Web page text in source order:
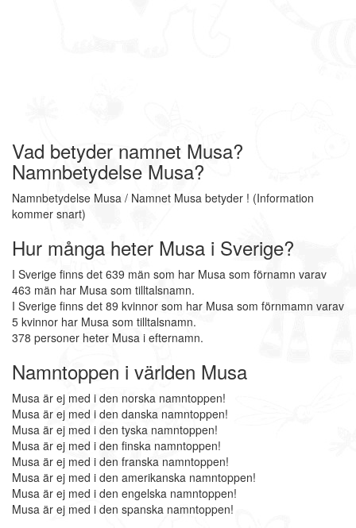
Vad betyder namnet Musa?
Namnbetydelse Musa?
Namnbetydelse Musa / Namnet Musa betyder ! (Information
kommer snart)
Hur många heter Musa i Sverige?
I Sverige finns det 639 män som har Musa som förnamn varav
463 män har Musa som tilltalsnamn.
I Sverige finns det 89 kvinnor som har Musa som förnmamn varav
5 kvinnor har Musa som tilltalsnamn.
378 personer heter Musa i efternamn.
Namntoppen i världen Musa
Musa är ej med i den norska namntoppen!
Musa är ej med i den danska namntoppen!
Musa är ej med i den tyska namntoppen!
Musa är ej med i den finska namntoppen!
Musa är ej med i den franska namntoppen!
Musa är ej med i den amerikanska namntoppen!
Musa är ej med i den engelska namntoppen!
Musa är ej med i den spanska namntoppen!